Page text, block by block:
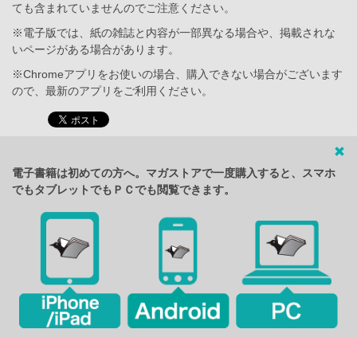
ても含まれていませんのでご注意ください。
※電子版では、紙の雑誌と内容が一部異なる場合や、掲載されな
いページがある場合があります。
※Chromeアプリをお使いの場合、購入できない場合がございます
ので、最新のアプリをご利用ください。
電子書籍は初めての方へ。マガストアで一度購入すると、スマホ
でもタブレットでもＰＣでも閲覧できます。